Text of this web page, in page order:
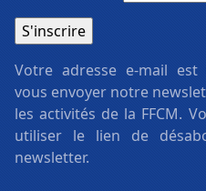
Votre adresse e-mail
vous envoyer notre
les activités de la FFCM.
utiliser le lien de
newsletter.